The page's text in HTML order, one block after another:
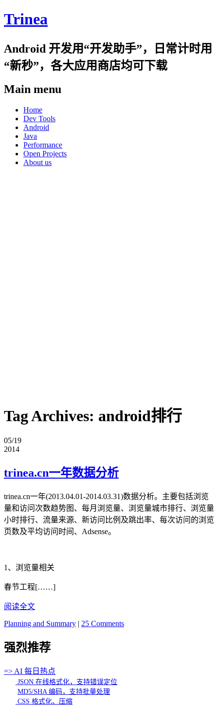
Trinea
Android 开发用“开发助手”，日常计时用
“新秒”，各大应用商店均可下载
Main menu
Skip
content
Home
Dev Tools
Android
Java
Performance
Open Projects
About us
Tag Archives: android排行
05/19
2014
trinea.cn一年数据分析
trinea.cn一年(2013.04.01-2014.03.31)数据分析。主要包括浏览
量和访问次数趋势图、每月浏览量、浏览量城市排行、浏览量
小时排行、流量来源、新访问比例及跳出率、每次访问的浏览
页数及平均访问时间、Adsense。
1、浏览量相关
春节工程[……]
阅读全文
Planning and Summary | 25 Comments
强烈推荐
=> AI 每日热点
JSON 在线格式化，支持错误定位
MD5/SHA 编码，支持批量处理
CSS 格式化、压缩